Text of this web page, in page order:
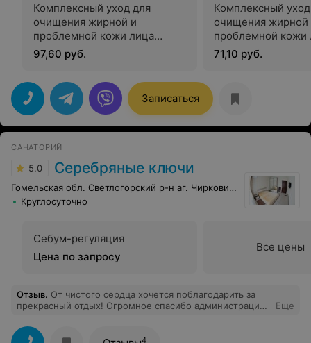
Комплексный уход для
очищения жирной и
проблемной кожи лица
«comodex» с механической
чисткой
97,60 руб.
Комплексный
очищения жирной
проблемной кожи
«comodex»
71,10 руб.
Записаться
САНАТОРИЙ
5.0 Серебряные ключи
Гомельская обл. Светлогорский р-н аг. Чирковичи
Круглосуточно
Себум-регуляция
Цена по запросу
Все цены
Отзыв. От чистого сердца хочется поблагодарить за
прекрасный отдых! Огромное спасибо администрации
за профессионализм, отзывчивость, позитив.
Отдельное спасибо хочется сказать главному врачу
Еще
4